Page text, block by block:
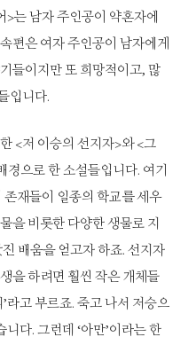
>는 남자 주인공이 약혼자에
편은 여자 주인공이 남자에게
들이지만 또 희망적이고, 많
입니다.
<저 이승의 선지자>와 <그
경으로 한 소설들입니다. 여기
존재들이 일종의 학교를 세우
을 비롯한 다양한 생물로 지
배움을 얻고자 하죠. 선지자
을 하려면 훨씬 작은 개체들
라고 부르죠. 죽고 나서 저승으
니다. 그런데 ‘아만’이라는 한